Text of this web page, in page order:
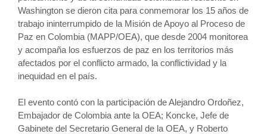
Washington se dieron cita para conmemorar los 15 años de
trabajo ininterrumpido de la Misión de Apoyo al Proceso de
Paz en Colombia (MAPP/OEA), que desde 2004 monitorea
y acompaña los esfuerzos de paz en los territorios más
afectados por el conflicto armado, la conflictividad y la
inequidad en el país.
El evento contó con la participación de Alejandro Ordoñez,
Embajador de Colombia ante la OEA; Koncke, Jefe de
Gabinete del Secretario General de la OEA, y Roberto